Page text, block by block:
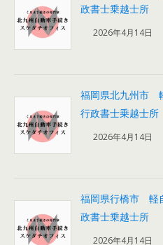
政書士乗越士所
2026年4月14日
福岡県北九州市
行政書士乗越士所
2026年4月14日
福岡県行橋市 軽
政書士乗越士所
2026年4月14日